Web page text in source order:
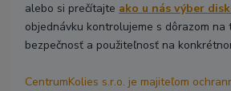
alebo si prečítajte ako u nás výber
objednávku kontrolujeme s dôrazom na
bezpečnosť a použiteľnosť na
CentrumKolies s.r.o. je majiteľom